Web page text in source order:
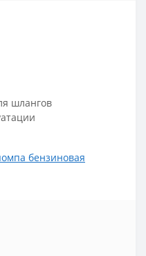
шлангов
бензиновая